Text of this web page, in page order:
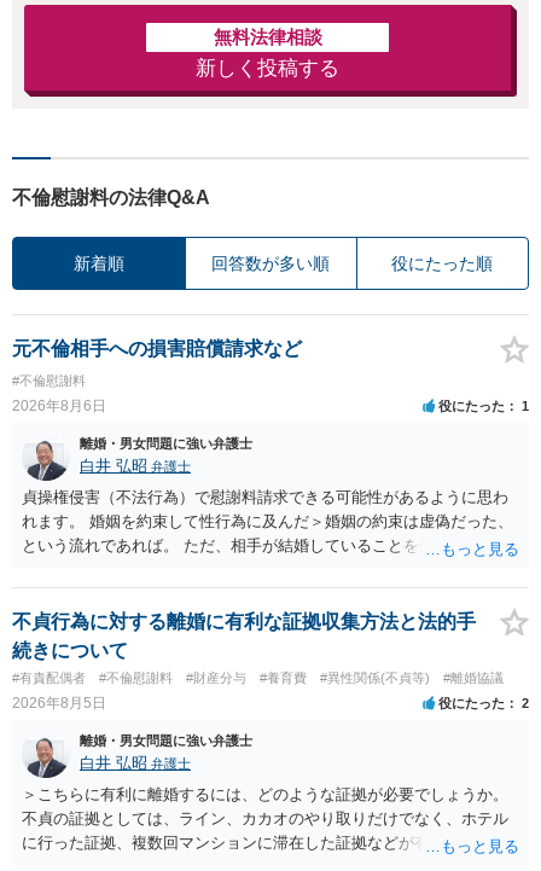
無料法律相談
新しく投稿する
不倫慰謝料の法律Q&A
新着順 回答数が多い順 役にたった順
元不倫相手への損害賠償請求など
#不倫慰謝料
2026年8月6日 役にたった 1
離婚・男女問題に強い弁護士
白井 弘昭 弁護士
貞操権侵害（不法行為）で慰謝料請求できる可能性があるように思わ
れます。 婚姻を約束して性行為に及んだ＞婚姻の約束は虚偽だった、
という流れであれば。 ただ、相手が結婚していることを知って行為に
性も認められそうですので、あまり慰謝料は高額にならないように思
われます。 一度、最寄りの弁護士に相談してみてください。
不貞行為に対する離婚に有利な証拠収集方法と法的手
続きについて
#有責配偶者 #不倫慰謝料 #財産分与 #養育費 #異性関係(不貞等) #離婚協議
2026年8月5日 役にたった 2
離婚・男女問題に強い弁護士
白井 弘昭 弁護士
＞こちらに有利に離婚するには、どのような証拠が必要でしょうか。
不貞の証拠としては、ライン、カカオのやり取りだけでなく、ホテル
に行った証拠、複数回マンションに滞在した証拠などが有効です。 不